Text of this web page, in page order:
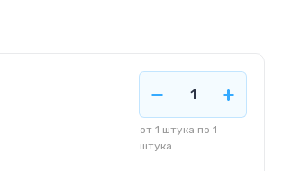
от 1 штука по 1
штука